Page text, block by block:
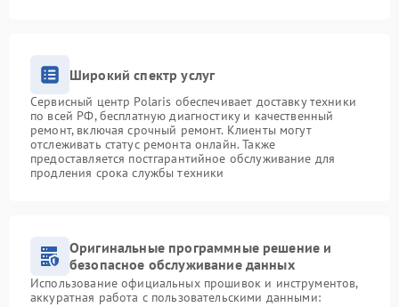
Широкий спектр услуг
Сервисный центр Polaris обеспечивает доставку техники
по всей РФ, бесплатную диагностику и качественный
ремонт, включая срочный ремонт. Клиенты могут
отслеживать статус ремонта онлайн. Также
предоставляется постгарантийное обслуживание для
продления срока службы техники
Оригинальные программные решение и
безопасное обслуживание данных
Использование официальных прошивок и инструментов,
аккуратная работа с пользовательскими данными: